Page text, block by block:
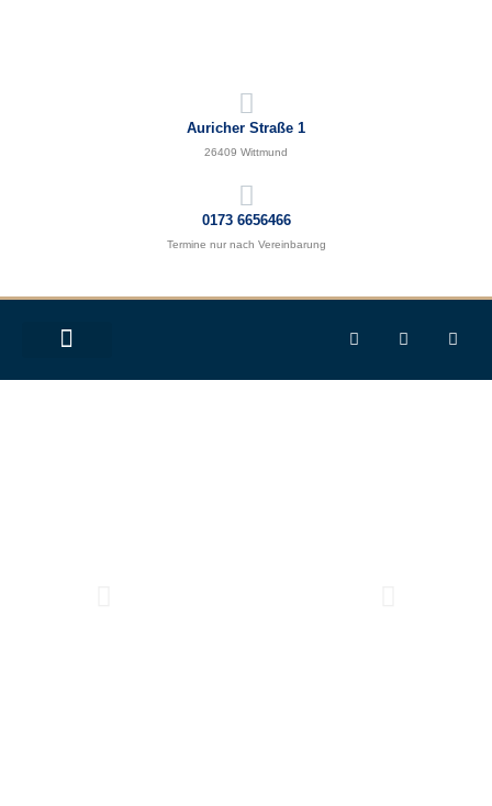
Auricher Straße 1
26409 Wittmund
0173 6656466
Termine nur nach Vereinbarung